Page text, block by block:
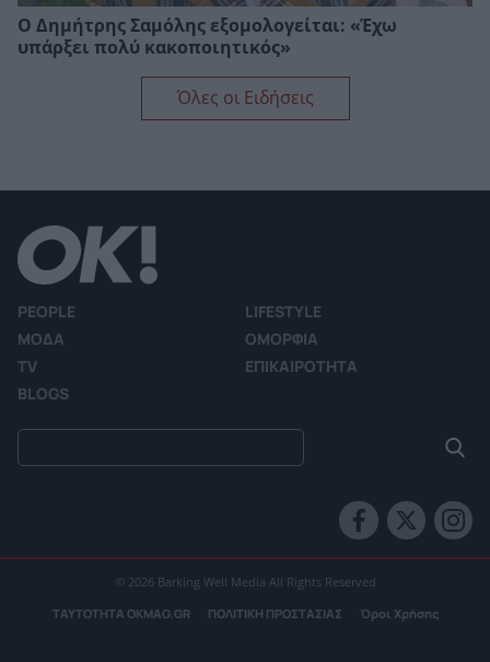
Ο Δημήτρης Σαμόλης εξομολογείται: «Έχω
υπάρξει πολύ κακοποιητικός»
Όλες οι Ειδήσεις
PEOPLE
LIFESTYLE
ΜΟΔΑ
ΟΜΟΡΦΙΑ
TV
ΕΠΙΚΑΙΡΟΤΗΤΑ
BLOGS
© 2026 Barking Well Media All Rights Reserved
ΤΑΥΤΟΤΗΤΑ OKMAG.GR ΠΟΛΙΤΙΚΗ ΠΡΟΣΤΑΣΙΑΣ Όροι Χρήσης